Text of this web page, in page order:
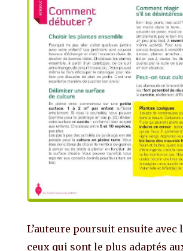
L’auteure poursuit ensuite avec
ceux qui sont le plus adaptés